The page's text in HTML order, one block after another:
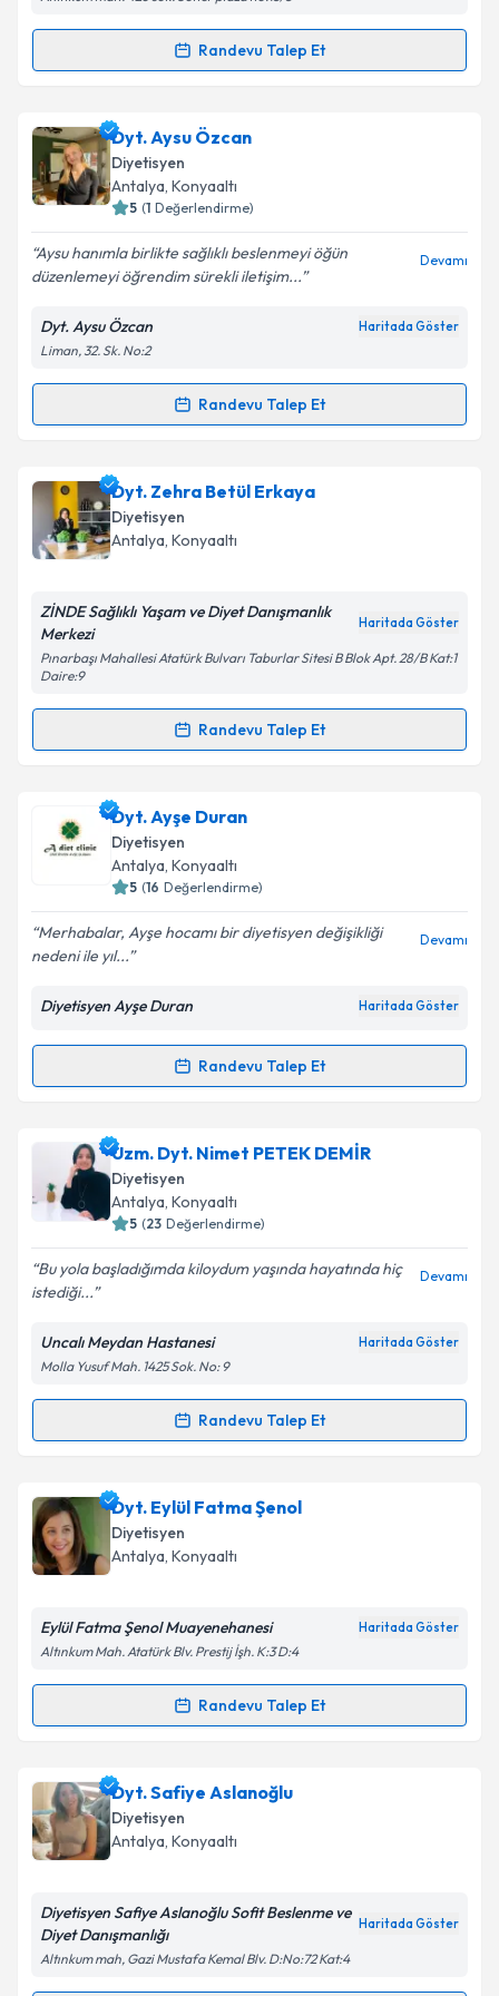
Kişisel verilerimin işlenmesine ilişkin
Metni'ni okudum ve kişisel verilerimin belirtilen
Takvim Talebini Gönder
Randevu Talep Et
Randevu Takvimi Talebi
Dyt. Beyzanur Akgüliçin randevu takvimi talebi
oluşturun. Size bu uzmandan randevu almanız için bir
takvim hazırlandığında e-posta ile bilgilendireceğiz.
Kişisel verilerimin işlenmesine ilişkin
Aydınlatma
Metni'ni okudum ve kişisel verilerimin belirtilen
kapsamda işlenmesini kabul ediyorum.
Dyt. Aysu Özcan
Diyetisyen
Antalya, Konyaaltı
5 (1 Değerlendirme)
Aysu hanımla birlikte sağlıklı beslenmeyi öğün
düzenlemeyi öğrendim sürekli iletişim...
Devamı
Dyt. Aysu Özcan Haritada Göster
Liman, 32. Sk. No:2
Randevu Talep Et
Randevu Takvimi Talebi
Dyt. Aysu Özcaniçin randevu takvimi talebi oluşturun.
Size bu uzmandan randevu almanız için bir takvim
hazırlandığında e-posta ile bilgilendireceğiz.
Metni'ni okudum ve kişisel verilerimin belirtilen
kapsamda işlenmesini kabul ediyorum.
Dyt. Zehra Betül Erkaya
Diyetisyen
Antalya, Konyaaltı
ZİNDE Sağlıklı Yaşam ve Diyet Danışmanlık
Merkezi
Haritada Göster
Pınarbaşı Mahallesi Atatürk Bulvarı Taburlar Sitesi B Blok Apt. 28/B Kat:1
Daire:9
Randevu Talep Et
Randevu Takvimi Talebi
Dyt. Zehra Betül Erkaya
oluşturun. Size bu uzmandan randevu almanız için bir
takvim hazırlandığında e-posta ile bilgilendireceğiz.
Kişisel verilerimin işlenmesine ilişkin
Aydınlatma
kapsamda işlenmesini kabul ediyorum.
Dyt. Ayşe Duran
Diyetisyen
Antalya, Konyaaltı
5 (16 Değerlendirme)
Merhabalar, Ayşe hocamı bir diyetisyen değişikliği
nedeni ile yıl...
Devamı
Diyetisyen Ayşe Duran Haritada Göster
Randevu Talep Et
Randevu Takvimi Talebi
Dyt. Ayşe Duran için randevu takvimi talebi oluşturun.
Size bu uzmandan randevu almanız için bir takvim
hazırlandığında e-posta ile bilgilendireceğiz.
Kişisel verilerimin işlenmesine ilişkin
Aydınlatma
Metni'ni okudum ve kişisel verilerimin belirtilen
kapsamda işlenmesini kabul ediyorum.
Uzm. Dyt. Nimet PETEK DEMİR
Diyetisyen
Antalya, Konyaaltı
5 (23 Değerlendirme)
Bu yola başladığımda kiloydum yaşında hayatında hiç
istediği...
Devamı
Uncalı Meydan Hastanesi Haritada Göster
Molla Yusuf Mah. 1425 Sok. No: 9
Randevu Talep Et
Randevu Takvimi Talebi
Uzm. Dyt. Nimet PETEK DEMİR
talebi oluşturun. Size bu uzmandan randevu almanız
için bir takvim hazırlandığında e-posta ile
bilgilendireceğiz.
Kişisel verilerimin işlenmesine ilişkinAydınlatma
kapsamda işlenmesini kabul ediyorum.
Takvim Talebini Gönder
Dyt. Eylül Fatma Şenol
Diyetisyen
Antalya, Konyaaltı
Eylül Fatma Şenol Muayenehanesi Haritada Göster
Altınkum Mah. Atatürk Blv. Prestij İşh. K:3 D:4
Randevu Talep Et
Randevu Takvimi Talebi
Dyt. Eylül Fatma Şenoliçin randevu takvimi talebi
oluşturun. Size bu uzmandan randevu almanız için bir
takvim hazırlandığında e-posta ile bilgilendireceğiz.
Kişisel verilerimin işlenmesine ilişkinAydınlatma
Dyt. Safiye Aslanoğlu
Diyetisyen
Antalya, Konyaaltı
Diyetisyen Safiye Aslanoğlu Sofit Beslenme ve
Diyet Danışmanlığı
Haritada Göster
Altınkum mah, Gazi Mustafa Kemal Blv. D:No:72 Kat:4